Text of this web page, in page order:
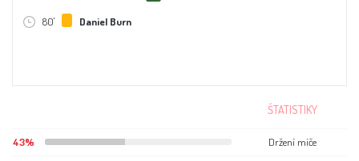
80' Daniel Burn
ŠTATISTIKY
43% Držení míče